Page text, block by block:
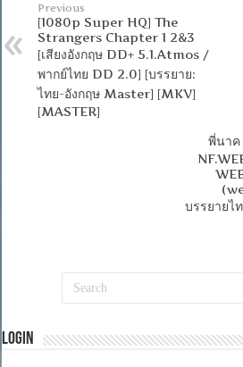
Previous
[1080p Super HQ] The
Strangers Chapter 1 2&3
[เสียงอังกฤษ DD+ 5.1.Atmos /
พากย์ไทย DD 2.0] [บรรยาย:
ไทย-อังกฤษ Master] [MKV]
[MASTER]
พี่นาค
บรรยายไ
Login